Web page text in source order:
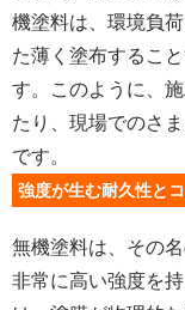
機塗料は、環境負
た薄く塗布するこ
す。このように、
たり、現場でのさ
です。
強度が生む耐久性と
無機塗料は、その
非常に高い強度を